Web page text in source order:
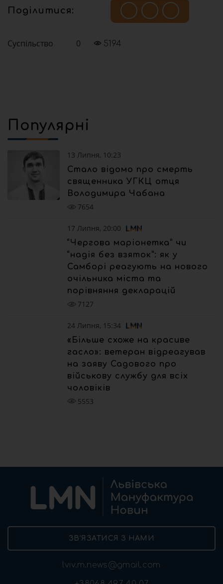
Поділитися:
Суспільство 0 5194
Популярні
13 Липня, 10:23
Стало відомо про смерть
священника УГКЦ отця
Володимира Чабана
7654
17 Липня, 20:00
“Чергова маріонетка” чи
“надія без взяток”: як у
Самборі реагують на нового
очільника міста та
порівняння декларацій
7127
24 Липня, 15:34
«Більше схоже на красиве
гасло»: ветеран відреагував
на заяву Садового про
військову службу для всіх
чоловіків
5553
ЗВ’ЯЗАТИСЯ З НАМИ
lviv.m.news@gmail.com